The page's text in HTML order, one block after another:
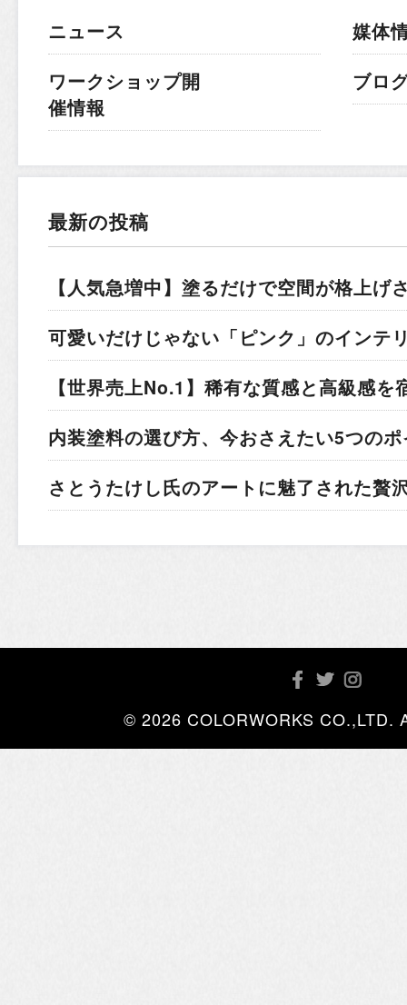
ニュース
ワークショップ開
催情報
媒体
ブロ
最新の投稿
【人気急増中】塗るだけで空間が格上げ
可愛いだけじゃない「ピンク」のインテ
【世界売上No.1】稀有な質感と高級感を
内装塗料の選び方、今おさえたい5つの
さとうたけし氏のアートに魅了された贅
© 2026 COLORWORKS CO.,LTD.